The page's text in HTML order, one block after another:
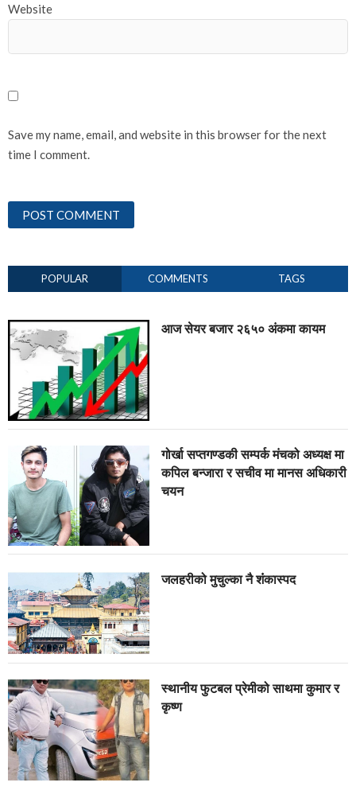
Website
Save my name, email, and website in this browser for the next
time I comment.
POPULAR COMMENTS TAGS
आज सेयर बजार २६५० अंकमा कायम
गोर्खा सप्तगण्डकी सम्पर्क मंचको अध्यक्ष मा
कपिल बन्जारा र सचीव मा मानस अधिकारी
चयन
जलहरीको मुचुल्का नै शंंकास्पद
स्थानीय फुटबल प्रेमीको साथमा कुमार र
कृष्ण